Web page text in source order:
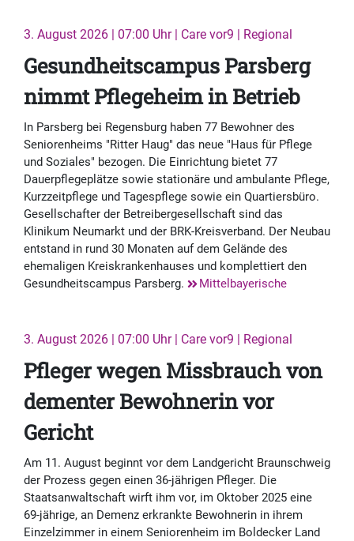
3. August 2026 | 07:00 Uhr | Care vor9 | Regional
Gesundheitscampus Parsberg
nimmt Pflegeheim in Betrieb
In Parsberg bei Regensburg haben 77 Bewohner des
Seniorenheims "Ritter Haug" das neue "Haus für Pflege
und Soziales" bezogen. Die Einrichtung bietet 77
Dauerpflegeplätze sowie stationäre und ambulante Pflege,
Kurzzeitpflege und Tagespflege sowie ein Quartiersbüro.
Gesellschafter der Betreibergesellschaft sind das
Klinikum Neumarkt und der BRK-Kreisverband. Der Neubau
entstand in rund 30 Monaten auf dem Gelände des
ehemaligen Kreiskrankenhauses und komplettiert den
Gesundheitscampus Parsberg.
Mittelbayerische
3. August 2026 | 07:00 Uhr | Care vor9 | Regional
Pfleger wegen Missbrauch von
dementer Bewohnerin vor
Gericht
Am 11. August beginnt vor dem Landgericht Braunschweig
der Prozess gegen einen 36-jährigen Pfleger. Die
Staatsanwaltschaft wirft ihm vor, im Oktober 2025 eine
69-jährige, an Demenz erkrankte Bewohnerin in ihrem
Einzelzimmer in einem Seniorenheim im Boldecker Land